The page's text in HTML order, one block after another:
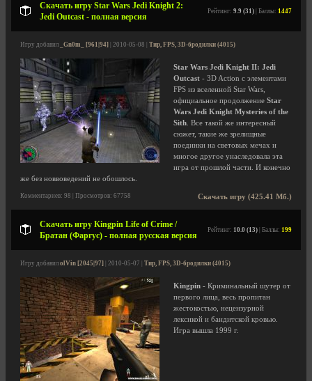
Скачать игру Star Wars Jedi Knight 2:
Jedi Outcast - полная версия
Рейтинг: 9.9 (31) | Баллы: 1447
Игру добавил _Gn0m_ [961|94] | 2010-05-08 | Тир, FPS, 3D-бродилки (4015)
Star Wars Jedi Knight II: Jedi
Outcast - 3D Action с элементами
FPS из вселенной Star Wars,
официальное продолжение Star
Wars Jedi Knight Mysteries of the
Sith . Все такой же интересный
сюжет, такие же зрелищные
поединки на световых мечах и
многое другое унаследовала эта
игра от прошлой части. И конечно
же без новвоведений не обошлось.
Скачать игру (425.41 Мб.)
Комментариев: 98 | Просмотров: 67758
Скачать игру Kingpin Life of Crime /
Братан (Фаргус) - полная русская версия
Рейтинг: 10.0 (13) | Баллы: 199
Игру добавил olVin [2045|97] | 2010-05-07 | Тир, FPS, 3D-бродилки (4015)
Kingpin - Криминальный шутер от
первого лица, весь пропитан
жестокостью, нецензурной
лексикой и бандитской кровью.
Игра вышла 1999 г.